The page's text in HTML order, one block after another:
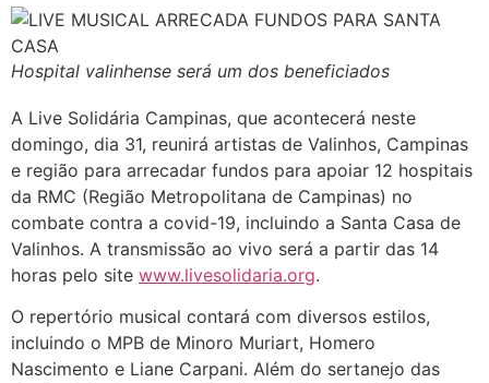
Hospital valinhense será um dos beneficiados
A Live Solidária Campinas, que acontecerá neste
domingo, dia 31, reunirá artistas de Valinhos, Campinas
e região para arrecadar fundos para apoiar 12 hospitais
da RMC (Região Metropolitana de Campinas) no
combate contra a covid-19, incluindo a Santa Casa de
Valinhos. A transmissão ao vivo será a partir das 14
horas pelo site www.livesolidaria.org.
O repertório musical contará com diversos estilos,
incluindo o MPB de Minoro Muriart, Homero
Nascimento e Liane Carpani. Além do sertanejo das